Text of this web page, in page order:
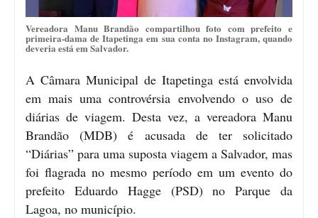
Vereadora Manu Brandão compartilhou foto com prefeito e
primeira-dama de Itapetinga em sua conta no Instagram, quando
deveria está em Salvador.
A Câmara Municipal de Itapetinga está envolvida
em mais uma controvérsia envolvendo o uso de
diárias de viagem. Desta vez, a vereadora Manu
Brandão (MDB) é acusada de ter solicitado
“Diárias” para uma suposta viagem a Salvador, mas
foi flagrada no mesmo período em um evento do
prefeito Eduardo Hagge (PSD) no Parque da
Lagoa, no município.